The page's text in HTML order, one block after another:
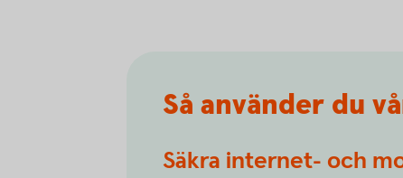
Så använder du
Säkra internet- och